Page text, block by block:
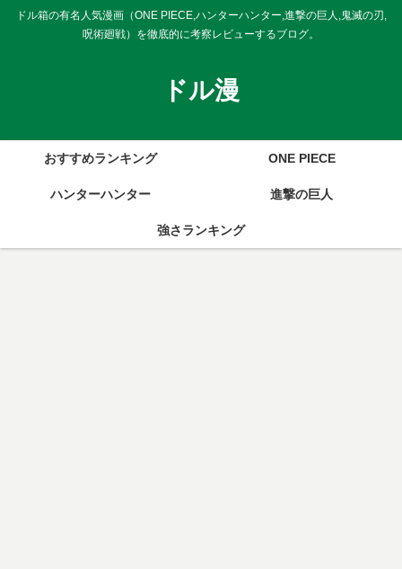
ドル箱の有名人気漫画（ONE PIECE,ハンターハンター,進撃の巨人,鬼滅の刃,
呪術廻戦）を徹底的に考察レビューするブログ。
ドル漫
おすすめランキング ONE PIECE
ハンターハンター 進撃の巨人
強さランキング